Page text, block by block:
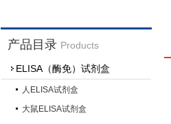
产品目录 Products
ELISA（酶免）试剂盒
人ELISA试剂盒
大鼠ELISA试剂盒